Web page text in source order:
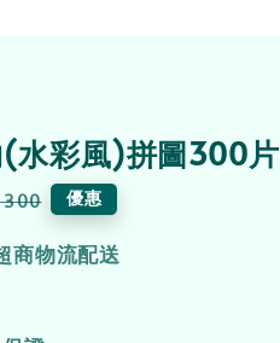
水彩風)拼圖300片
300 優惠
商物流配送